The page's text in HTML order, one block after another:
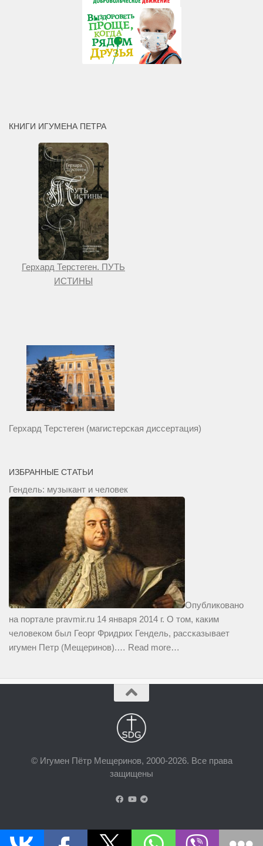
КНИГИ ИГУМЕНА ПЕТРА
Герхард Терстеген. ПУТЬ
ИСТИНЫ
Герхард Терстеген (магистерская диссертация)
ИЗБРАННЫЕ СТАТЬИ
Гендель: музыкант и человек
Опубликовано
на портале pravmir.ru 14 января 2014 г. О том, каким
человеком был Георг Фридрих Гендель, рассказывает
игумен Петр (Мещеринов).… Read more…
© Игумен Пётр Мещеринов, 2000-2026. Все права
защищены